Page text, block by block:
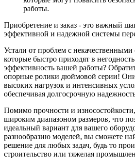
работы.
Приобретение и заказ - это важный
эффективной и надежной системы
Устали от проблем с
которые быстро приходят в
эффективность вашей работы?
опорные ролики дюймовой серии! Они
высоких нагрузок и интенсивных
обеспечивая долгосрочную
Помимо прочности и
широким диапазоном размеров, что
идеальный вариант для вашего
разнообразию моделей, вы сможете
решение для любых задач, будь то
строительство или тяжелая